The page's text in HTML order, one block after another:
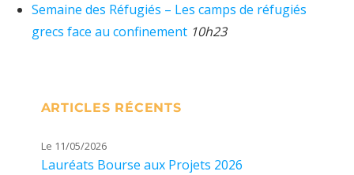
Semaine des Réfugiés – Les camps de réfugiés
grecs face au confinement 10h23
ARTICLES RÉCENTS
Le 11/05/2026
Lauréats Bourse aux Projets 2026